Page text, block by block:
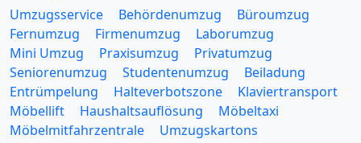
Umzugsservice Behördenumzug
Büroumzug
Fernumzug
Firmenumzug
Laborumzug
Mini Umzug
Praxisumzug
Privatumzug
Seniorenumzug
Studentenumzug
Beiladung
Entrümpelung
Halteverbotszone
Klaviertransport
Möbellift
Haushaltsauflösung
Möbeltaxi
Möbelmitfahrzentrale
Umzugskartons